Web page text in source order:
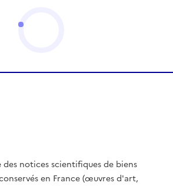
notices scientifiques de biens
en France (œuvres d'art,